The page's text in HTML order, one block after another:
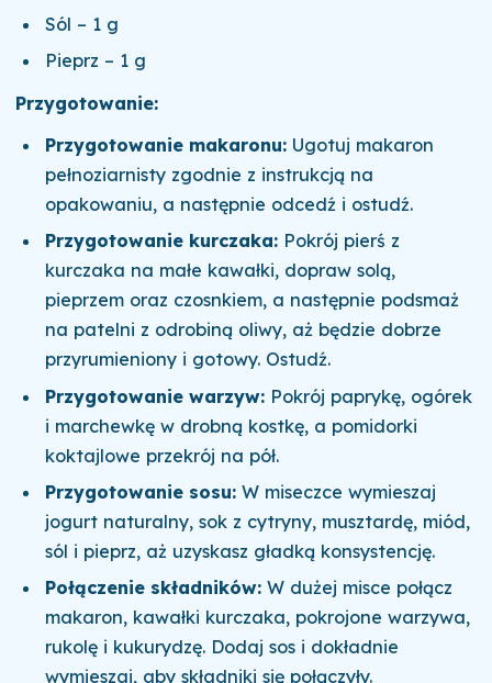
Sól – 1 g
Pieprz – 1 g
Przygotowanie:
Przygotowanie makaronu: Ugotuj makaron
pełnoziarnisty zgodnie z instrukcją na
opakowaniu, a następnie odcedź i ostudź.
Przygotowanie kurczaka: Pokrój pierś z
kurczaka na małe kawałki, dopraw solą,
pieprzem oraz czosnkiem, a następnie podsmaż
na patelni z odrobiną oliwy, aż będzie dobrze
przyrumieniony i gotowy. Ostudź.
Przygotowanie warzyw: Pokrój paprykę, ogórek
i marchewkę w drobną kostkę, a pomidorki
koktajlowe przekrój na pół.
Przygotowanie sosu:W miseczce wymieszaj
jogurt naturalny, sok z cytryny, musztardę, miód,
sól i pieprz, aż uzyskasz gładką konsystencję.
Połączenie składników:W dużej misce połącz
makaron, kawałki kurczaka, pokrojone warzywa,
rukolę i kukurydzę. Dodaj sos i dokładnie
wymieszaj, aby składniki się połączyły.